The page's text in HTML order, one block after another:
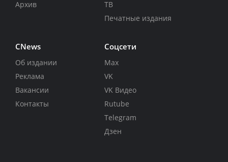
Архив
ТВ
Печатные издания
CNews
Об издании
Реклама
Вакансии
Контакты
Соцсети
Max
VK
VK Видео
Rutube
Telegram
Дзен